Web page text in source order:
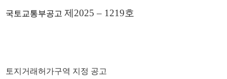
국토교통부공고 제2025 – 1219호
토지거래허가구역 지정 공고